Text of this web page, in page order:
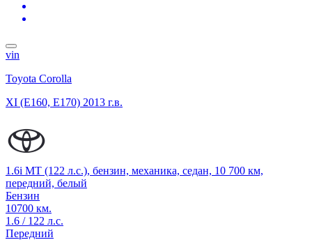
vin
Toyota Corolla
XI (E160, E170) 2013 г.в.
1.6i MT (122 л.с.), бензин, механика, седан, 10 700 км,
передний, белый
Бензин
10700 км.
1.6 / 122 л.с.
Передний